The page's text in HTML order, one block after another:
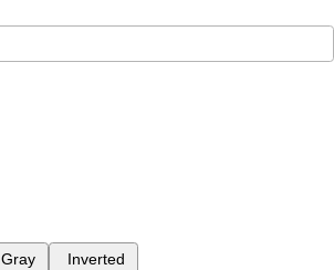
Gray Inverted